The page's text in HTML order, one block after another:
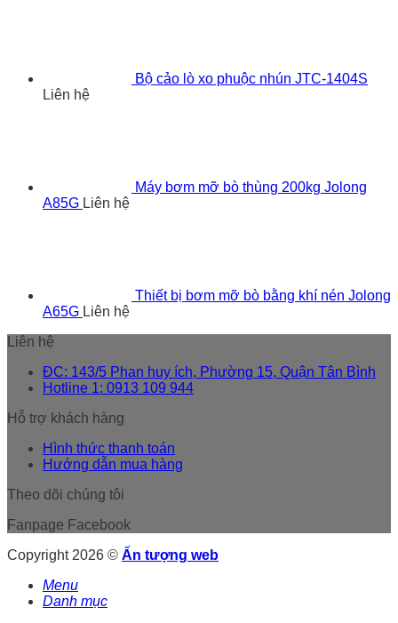
Bộ cảo lò xo phuộc nhún JTC-1404S
Liên hệ
Máy bơm mỡ bò thùng 200kg Jolong
A85G Liên hệ
Thiết bị bơm mỡ bò bằng khí nén Jolong
A65G Liên hệ
Liên hệ
ĐC: 143/5 Phan huy ích, Phường 15, Quận Tân Bình
Hotline 1: 0913 109 944
Hỗ trợ khách hàng
Hình thức thanh toán
Hướng dẫn mua hàng
Theo dõi chúng tôi
Fanpage Facebook
Copyright 2026 © Ấn tượng web
Menu
Danh mục